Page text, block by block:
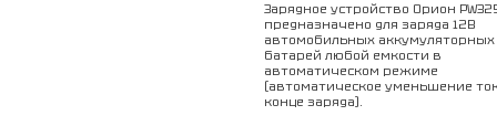
Зарядное устройство Орион
предназначено для заряда 12В
автомобильных аккумуляторных
батарей любой емкости в
автоматическом режиме
(автоматическое уменьшение
конце заряда).